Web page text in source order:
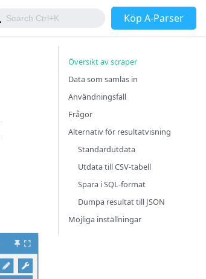
Köp A-Parser
Översikt av scraper
Data som samlas in
Användningsfall
Frågor
Alternativ för resultatvisning
Standardutdata
Utdata till CSV-tabell
Spara i SQL-format
Dumpa resultat till JSON
Möjliga inställningar